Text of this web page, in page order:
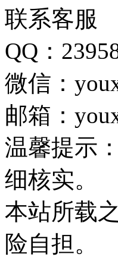
联系客服
QQ：
微信：
邮箱：
温馨提示
细核实。
本站所载
险自担。